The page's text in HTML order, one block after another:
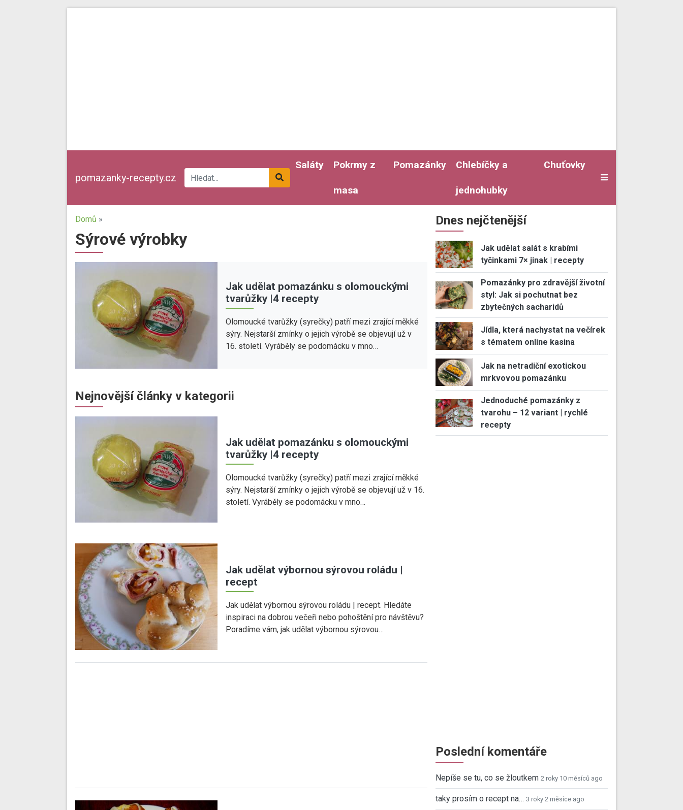
pomazanky-recepty.cz
Saláty Pokrmy z
masa
Pomazánky Chlebíčky a
jednohubky
Chuťovky
Domů »
Sýrové výrobky
Jak udělat pomazánku s olomouckými
tvarůžky |4 recepty
Olomoucké tvarůžky (syrečky) patří mezi zrající měkké
sýry. Nejstarší zmínky o jejich výrobě se objevují už v
16. století. Vyráběly se podomácku v mno…
Nejnovější články v kategorii
Jak udělat pomazánku s olomouckými
tvarůžky |4 recepty
Olomoucké tvarůžky (syrečky) patří mezi zrající měkké
sýry. Nejstarší zmínky o jejich výrobě se objevují už v 16.
století. Vyráběly se podomácku v mno…
Jak udělat výbornou sýrovou roládu |
recept
Jak udělat výbornou sýrovou roládu | recept. Hledáte
inspiraci na dobrou večeři nebo pohoštění pro návštěvu?
Poradíme vám, jak udělat výbornou sýrovou…
Dnes nejčtenější
Jak udělat salát s krabími
tyčinkami 7× jinak | recepty
Pomazánky pro zdravější životní
styl: Jak si pochutnat bez
zbytečných sacharidů
Jídla, která nachystat na večírek
s tématem online kasina
Jak na netradiční exotickou
mrkvovou pomazánku
Jednoduché pomazánky z
tvarohu – 12 variant | rychlé
recepty
Poslední komentáře
Nepíše se tu, co se žloutkem 2 roky 10 měsíců ago
taky prosím o recept na… 3 roky 2 měsíce ago